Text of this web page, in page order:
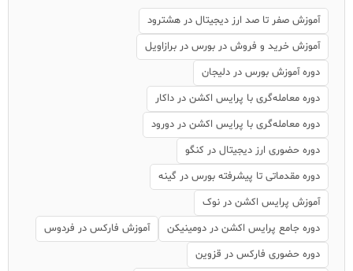
آموزش صفر تا صد ارز دیجیتال در هشترود
آموزش خرید و فروش در بورس در برازاویل
دوره آموزش بورس در دلیجان
دوره معامله‌گری با پرایس اکشن در داکار
دوره معامله‌گری با پرایس اکشن در دورود
دوره حضوری ارز دیجیتال در کنگو
دوره مقدماتی تا پیشرفته بورس در گینه
آموزش پرایس اکشن در نوک
دوره جامع پرایس اکشن در دومینیکن
آموزش فارکس در فردوس
دوره حضوری فارکس در قزوین